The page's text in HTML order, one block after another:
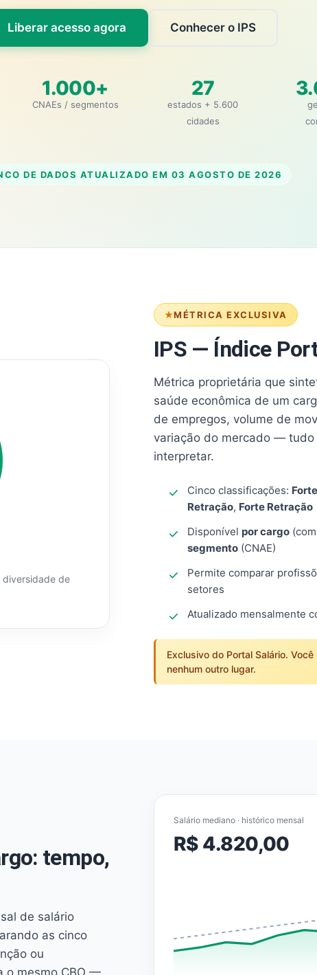
Liberar acesso agora Conhecer o IPS
1.000+
CNAEs / segmentos
27
estados + 5.600
cidades
DE DADOS ATUALIZADO EM 03 AGOSTO DE 2026
MÉTRICA EXCLUSIVA
IPS — Índice
Métrica proprietária que
saúde econômica de um
de empregos, volume de
variação do mercado — tudo
interpretar.
Cinco classificações:
Retração, Forte Retração
Disponível por cargo
segmento (CNAE)
Permite comparar
setores
Atualizado mensalmente
Exclusivo do Portal Salário.
nenhum outro lugar.
de
tempo,
de salário
as cinco
ou
o mesmo CBO —
Salário mediano · histórico mensal
R$ 4.820,00